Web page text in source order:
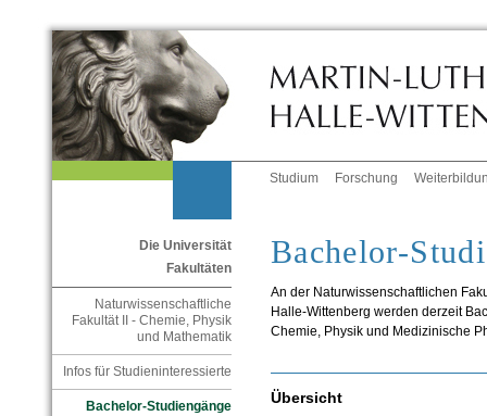
Studium Forschung
Die Universität
Fakultäten
Naturwissenschaftliche
Fakultät II - Chemie, Physik
und Mathematik
Infos für Studieninteressierte
Bachelor-Studiengänge
Bachelor-
An der Naturwissenschaftlichen
Halle-Wittenberg werden derzeit
Chemie, Physik und Medizinische
Übersicht